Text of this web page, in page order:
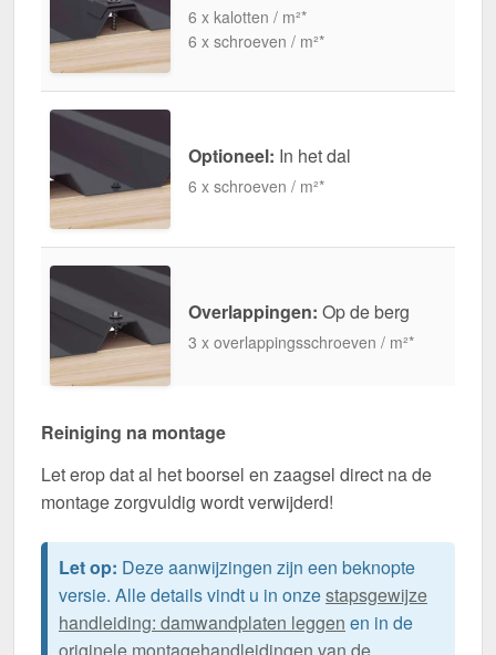
6 x kalotten / m²*
6 x schroeven / m²*
Optioneel: In het dal
6 x schroeven / m²*
Overlappingen: Op de berg
3 x overlappingsschroeven / m²*
Reiniging na montage
Let erop dat al het boorsel en zaagsel direct na de
montage zorgvuldig wordt verwijderd!
Let op: Deze aanwijzingen zijn een beknopte
versie. Alle details vindt u in onzestapsgewijze
handleiding: damwandplaten leggen en in de